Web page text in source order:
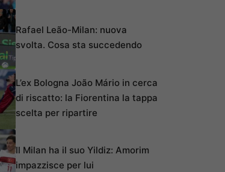
Rafael Leão-Milan: nuova
svolta. Cosa sta succedendo
L’ex Bologna João Mário in cerca
di riscatto: la Fiorentina la tappa
scelta per ripartire
Il Milan ha il suo Yildiz: Amorim
impazzisce per lui